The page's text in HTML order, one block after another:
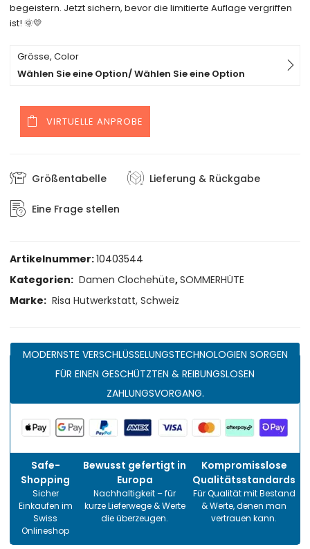
begeistern. Jetzt sichern, bevor die limitierte Auflage vergriffen
ist! 🌞💛
Grösse, Color
Wählen Sie eine Option/ Wählen Sie eine Option
VIRTUELLE ANPROBE
Größentabelle Lieferung & Rückgabe
Eine Frage stellen
Artikelnummer:10403544
Kategorien: Damen Clochehüte,SOMMERHÜTE
Marke: Risa Hutwerkstatt, Schweiz
MODERNSTE VERSCHLÜSSELUNGSTECHNOLOGIEN SORGEN
FÜR EINEN GESCHÜTZTEN & REIBUNGSLOSEN
ZAHLUNGSVORGANG.
Safe-
Shopping
Sicher
Einkaufen im
Swiss
Onlineshop
Bewusst gefertigt in
Europa
Nachhaltigkeit – für
kurze Lieferwege & Werte
die überzeugen.
Kompromisslose
Qualitätsstandards
Für Qualität mit Bestand
& Werte, denen man
vertrauen kann.